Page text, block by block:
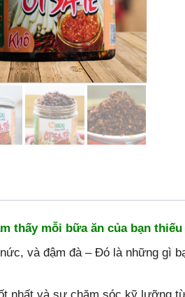
thấy mỗi bữa ăn của bạn
và đậm đà – Đó là những gì